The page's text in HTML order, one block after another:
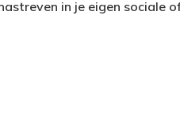
in je eigen sociale